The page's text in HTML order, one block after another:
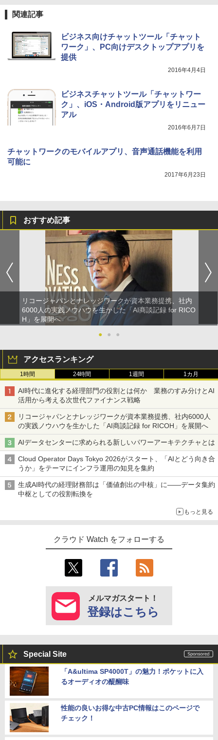
関連記事
ビジネス向けチャットツール「チャット
ワーク」、PC向けデスクトップアプリを
提供
2016年4月4日
ビジネスチャットツール「チャットワー
ク」、iOS・Android版アプリをリニュー
アル
2016年6月7日
チャットワークのモバイルアプリ、音声通話機能を利用
可能に
2017年6月23日
おすすめ記事
リコージャパンとナレッジワークが資本業務提携、社内
6000人の実践ノウハウを生かした「AI商談記録 for RICO
H」を展開へ
●
● ●
アクセスランキング
1時間 24時間 1週間 1カ月
AI時代に進化する経理部門の役割とは何か 業務のすみ分けとAI
活用から考える次世代ファイナンス戦略
リコージャパンとナレッジワークが資本業務提携、社内6000人
の実践ノウハウを生かした「AI商談記録 for RICOH」を展開へ
AIデータセンターに求められる新しいパワーアーキテクチャとは
Cloud Operator Days Tokyo 2026がスタート、「AIとどう向き合
うか」をテーマにインフラ運用の知見を集約
生成AI時代の経理財務部は「価値創出の中核」に――データ集約
中枢としての役割転換を
もっと見る
クラウド Watch をフォローする
メルマガスタート！
登録はこちら
Special Site
「A&ultima SP4000T」の魅力！ポケットに入
るオーディオの醍醐味
性能の良いお得な中古PC情報はこのページで
チェック！